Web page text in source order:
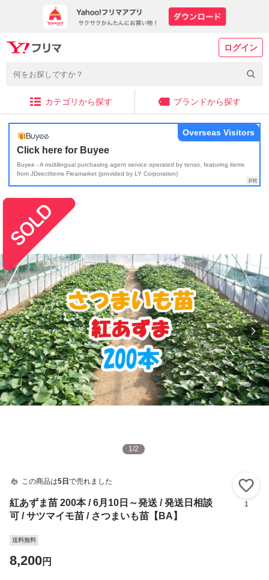
ログイン
カテゴリから探す ブランドから探す
Click here for Buyee
Buyee - A multilingual purchasing agent service operated by tenso, featuring items
from JDirectItems Fleamarket (provided by LY Corporation)
Overseas Visitors
1/2
この商品は5日 で売れました
紅あずま苗 200本 / 6月10日～発送 / 発送日相談
可 / サツマイモ苗 / さつまいも苗【BA】
1
送料無料
8,200円